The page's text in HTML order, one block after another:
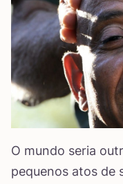
O mundo seria
pequenos atos de